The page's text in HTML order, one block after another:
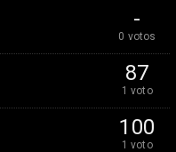
-
0 votos
87
1 voto
100
1 voto